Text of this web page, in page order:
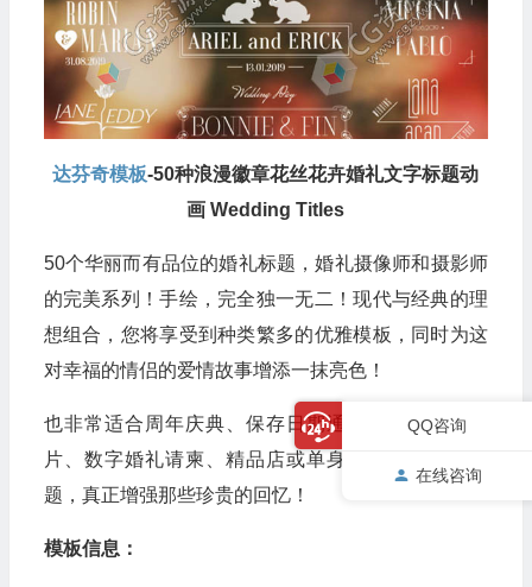
达芬奇模板-50种浪漫徽章花丝花卉婚礼文字标题动
画 Wedding Titles
50个华丽而有品位的婚礼标题，婚礼摄像师和摄影师
的完美系列！手绘，完全独一无二！现代与经典的理
想组合，您将享受到种类繁多的优雅模板，同时为这
对幸福的情侣的爱情故事增添一抹亮色！
也非常适合周年庆典、保存日期通知、纪念、幻灯
片、数字婚礼请柬、精品店或单身派对！永恒的标
题，真正增强那些珍贵的回忆！
模板信息：
QQ咨询
在线咨询